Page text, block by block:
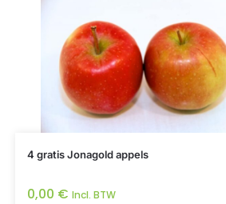
4 gratis Jonagold appels
0,00 € Incl. BTW